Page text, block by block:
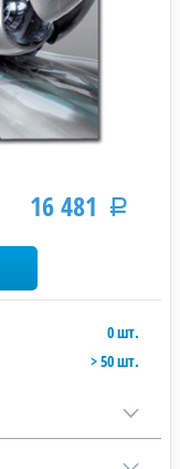
16 481 Р
0 шт.
> 50 шт.